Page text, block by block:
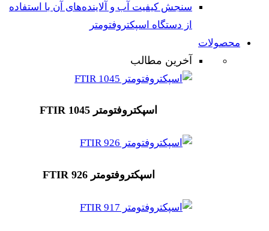
سنجش کیفیت آب و آلاینده‌های آن با استفاده
از دستگاه اسپکتروفتومتر
محصولات
آخرین مطالب
اسپکتروفتومتر FTIR 1045
اسپکتروفتومتر FTIR 926